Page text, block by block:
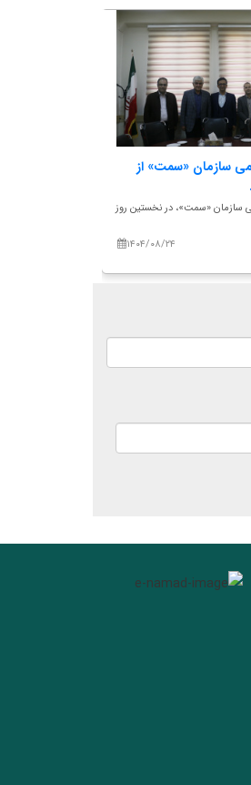
سازمان «سمت» از
سازمان «سمت»، در نخستین روز
۱۴۰۴/۰۸/۲۴